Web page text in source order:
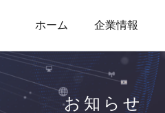
ホーム 企業情報
お知らせ